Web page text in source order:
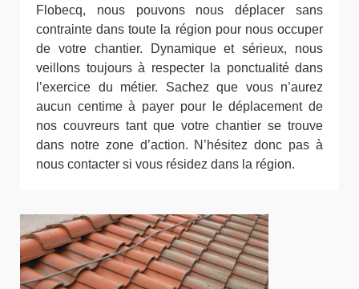
Flobecq, nous pouvons nous déplacer sans
contrainte dans toute la région pour nous occuper
de votre chantier. Dynamique et sérieux, nous
veillons toujours à respecter la ponctualité dans
l’exercice du métier. Sachez que vous n’aurez
aucun centime à payer pour le déplacement de
nos couvreurs tant que votre chantier se trouve
dans notre zone d’action. N’hésitez donc pas à
nous contacter si vous résidez dans la région.